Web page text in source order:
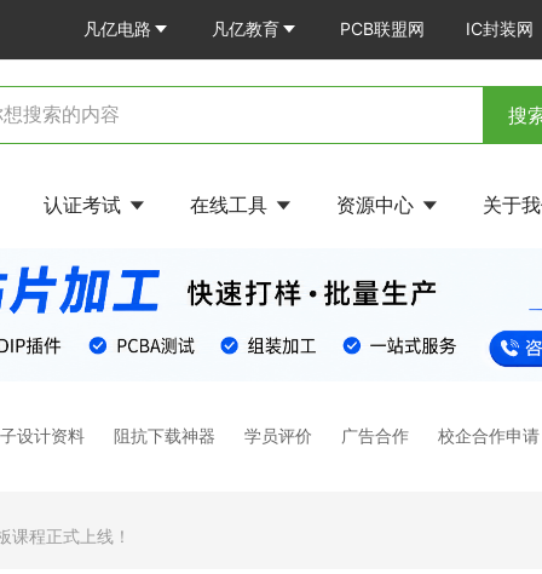
凡亿电路 凡亿教育 PCB联盟网 IC封装网
搜
认证考试 在线工具 资源中心 关于
设计资料 阻抗下载神器 学员评价 广告合作 校企合作申请
课程正式上线！